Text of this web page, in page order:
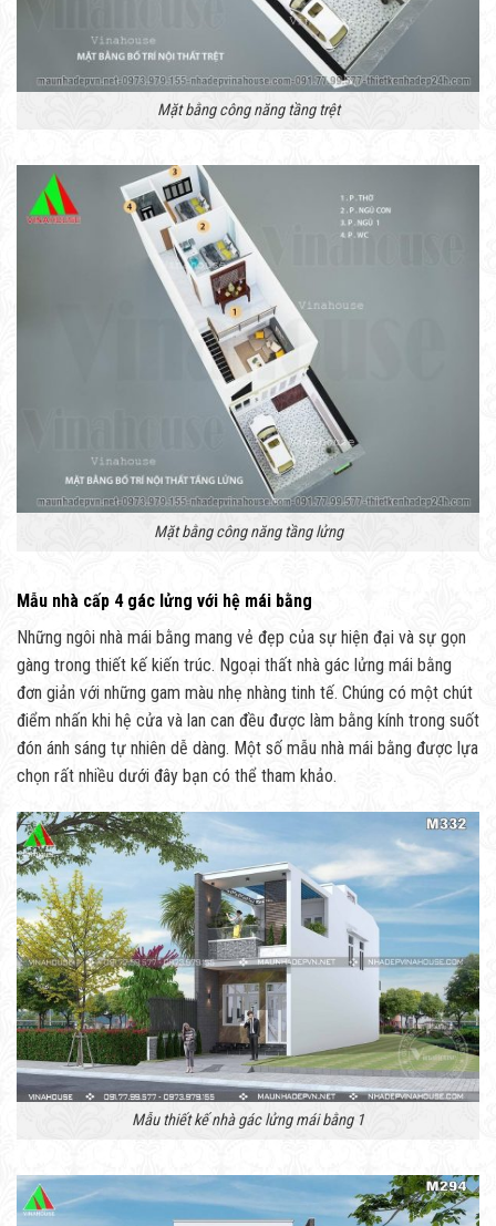
Mặt bằng công năng tầng trệt
Mặt bằng công năng tầng lửng
Mẫu nhà cấp 4 gác lửng với hệ mái bằng
Những ngôi nhà mái bằng mang vẻ đẹp của sự hiện đại và sự gọn
gàng trong thiết kế kiến trúc. Ngoại thất nhà gác lửng mái bằng
đơn giản với những gam màu nhẹ nhàng tinh tế. Chúng có một chút
điểm nhấn khi hệ cửa và lan can đều được làm bằng kính trong suốt
đón ánh sáng tự nhiên dễ dàng. Một số mẫu nhà mái bằng được lựa
chọn rất nhiều dưới đây bạn có thể tham khảo.
Mẫu thiết kế nhà gác lửng mái bằng 1